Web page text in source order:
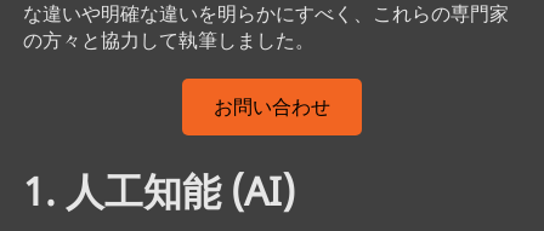
な違いや明確な違いを明らかにすべく、これらの専門家
の方々と協力して執筆しました。
お問い合わせ
1. 人工知能 (AI)